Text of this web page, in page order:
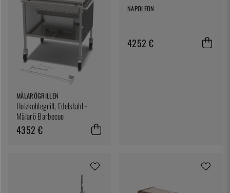
MÄLARÖGRILLEN
Holzkohlegrill, Edelstahl -
Mälarö Barbecue
4352 €
NAPOLEON
4252 €